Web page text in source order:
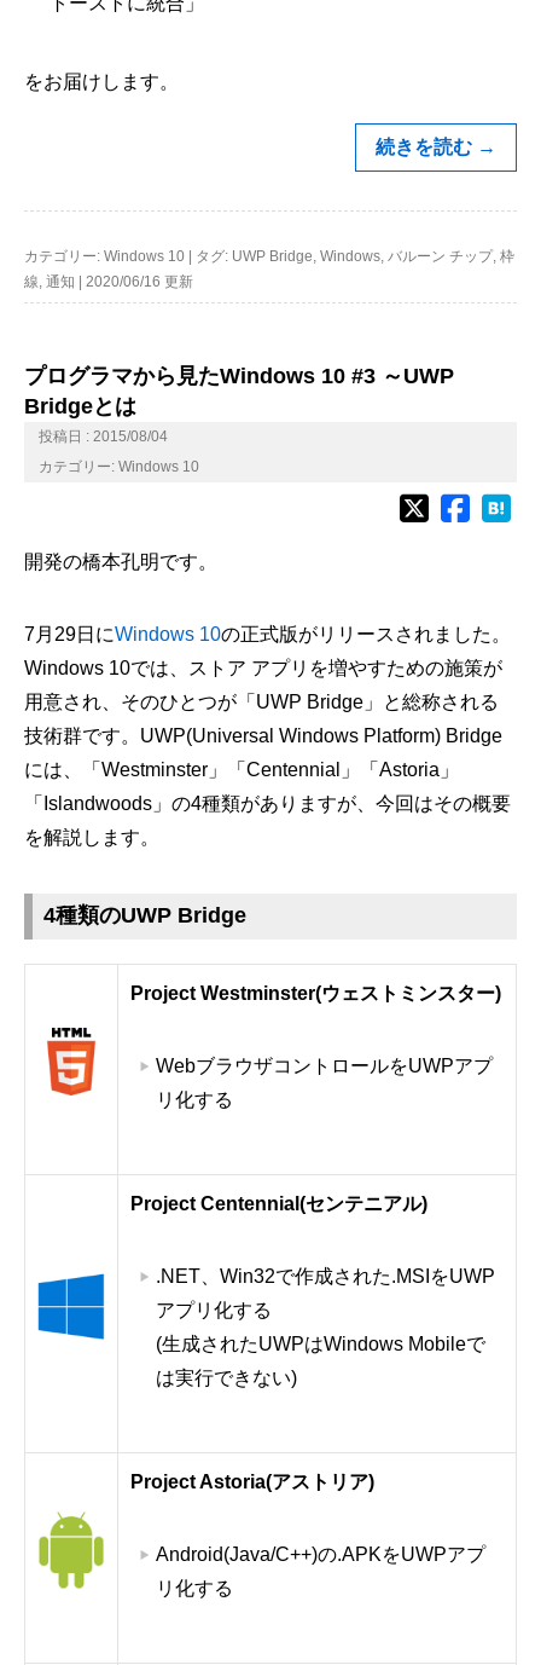
をお届けします。
続きを読む →
カテゴリー: Windows 10 タグ: UWP Bridge, Windows, バルーン チップ, 枠
線, 通知 2020/06/16 更新
プログラマから見たWindows 10 #3 ～UWP
Bridgeとは
投稿日 : 2015/08/04
カテゴリー: Windows 10
開発の橋本孔明です。
7月29日にWindows 10の正式版がリリースされました。
Windows 10では、ストア アプリを増やすための施策が
用意され、そのひとつが「UWP Bridge」と総称される
技術群です。UWP(Universal Windows Platform) Bridge
には、「Westminster」「Centennial」「Astoria」
「Islandwoods」の4種類がありますが、今回はその概要
を解説します。
4種類のUWP Bridge
Project Westminster(ウェストミンスター)
WebブラウザコントロールをUWPアプ
リ化する
Project Centennial(センテニアル)
.NET、Win32で作成された.MSIをUWP
アプリ化する
(生成されたUWPはWindows Mobileで
は実行できない)
Project Astoria(アストリア)
Android(Java/C++)の.APKをUWPアプ
リ化する